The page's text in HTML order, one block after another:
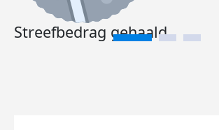
Streefbedrag gehaald